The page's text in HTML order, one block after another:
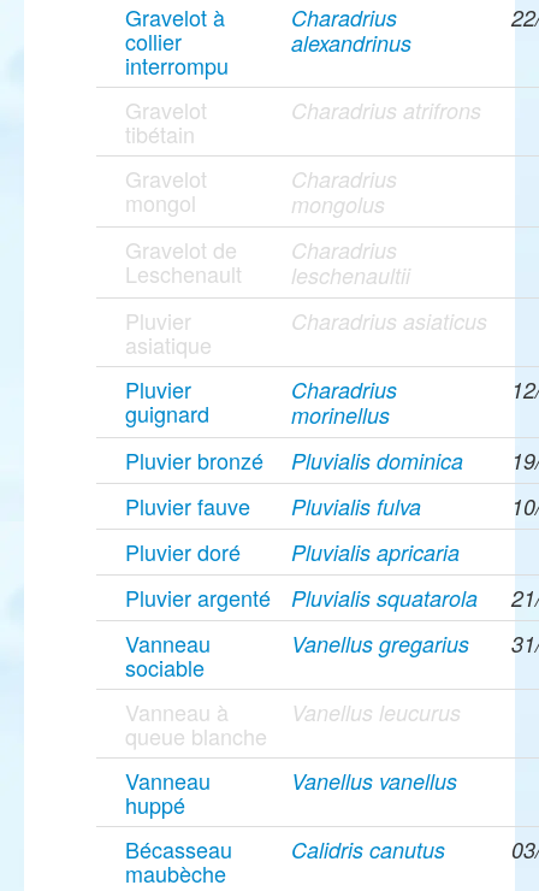
Gravelot à
collier
interrompu
Charadrius
alexandrinus
Gravelot
tibétain
Charadrius atrifrons
Gravelot
mongol
Charadrius
mongolus
Gravelot de
Leschenault
Charadrius
leschenaultii
Pluvier
asiatique
Charadrius asiaticus
Pluvier
guignard
Charadrius
morinellus
Pluvier bronzé Pluvialis dominica
Pluvier fauve Pluvialis fulva
Pluvier doré Pluvialis apricaria
Pluvier argenté Pluvialis squatarola
Vanneau
sociable
Vanellus gregarius
Vanneau à
queue blanche
Vanellus leucurus
Vanneau
huppé
Vanellus vanellus
Bécasseau
maubèche
Calidris canutus